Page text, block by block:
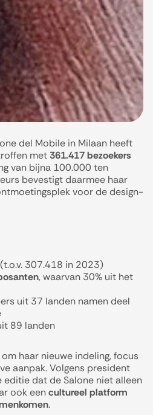
del Mobile in Milaan heeft
met361.417 bezoekers
van bijna 100.000 ten
bevestigt daarmee haar
voor de design-
(t.o.v. 307.418 in 2023)
, waarvan 30% uit het
uit 37 landen namen deel
89 landen
haar nieuwe indeling, focus
aanpak. Volgens president
editie dat de Salone niet alleen
ook eencultureel platform
.